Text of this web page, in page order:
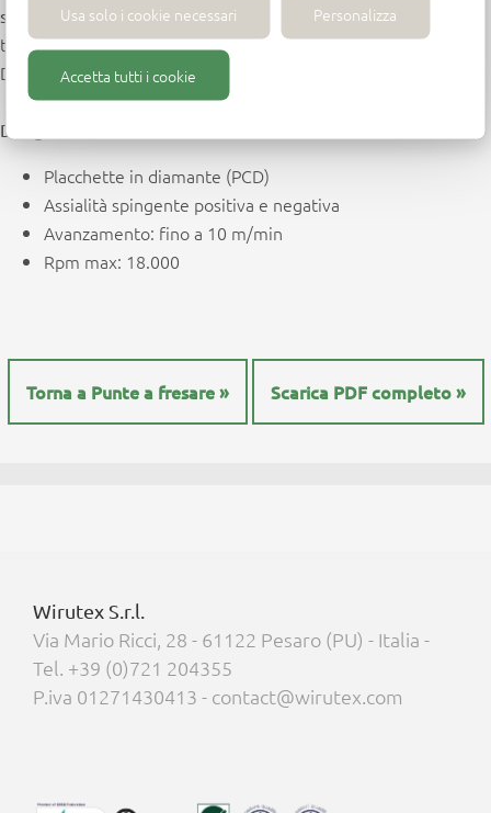
Usa solo i cookie necessari Personalizza
Accetta tutti i cookie
scanalature sagomate su pannelli di truciolare grezzo,
truciolare e MDF nobilitato, rivestimenti lucidi e laminati.
Diversi i profili disponibili.
Design
Placchette in diamante (PCD)
Assialità spingente positiva e negativa
Avanzamento: fino a 10 m/min
Rpm max: 18.000
Torna a Punte a fresare » Scarica PDF completo »
Wirutex S.r.l.
Via Mario Ricci, 28 - 61122 Pesaro (PU) - Italia -
Tel. +39 (0)721 204355
P.iva 01271430413 - contact@wirutex.com